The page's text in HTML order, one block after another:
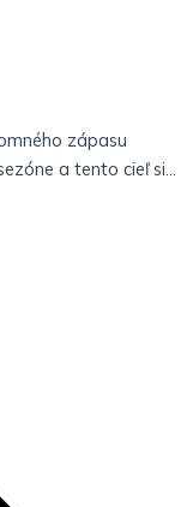
zápasu
a tento cieľ si...